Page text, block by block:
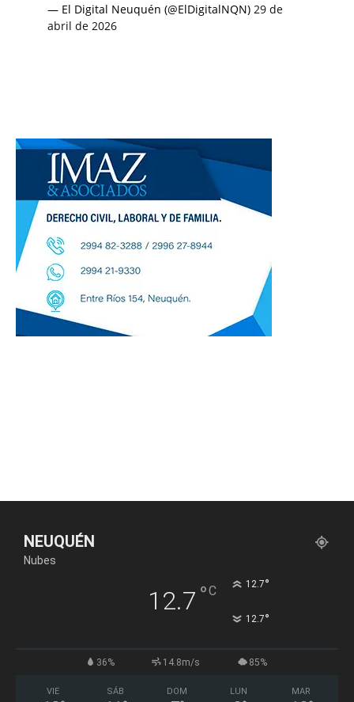
— El Digital Neuquén (@ElDigitalNQN) 29 de
abril de 2026
NEUQUÉN
Nubes
12.7 °C 12.7°
12.7°
36% 14.8m/s 85%
VIE SÁB DOM LUN MAR